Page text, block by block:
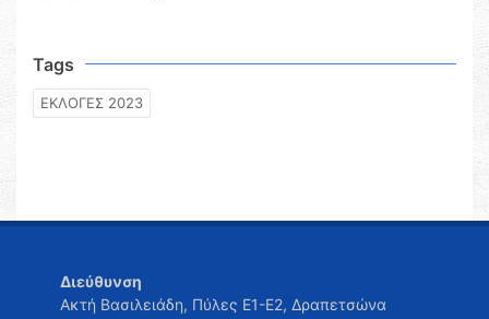
Tags
ΕΚΛΟΓΕΣ 2023
Διεύθυνση
Ακτή Βασιλειάδη, Πύλες Ε1-Ε2, Δραπετσώνα